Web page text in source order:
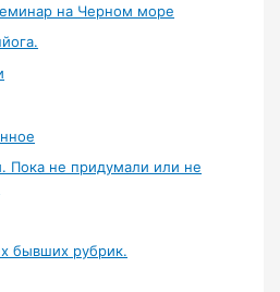
на Черном море
Пока не придумали или не
бывших рубрик.